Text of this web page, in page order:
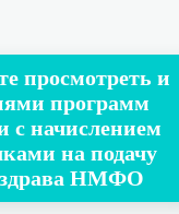
просмотреть и
программ
начислением
на подачу
НМФО